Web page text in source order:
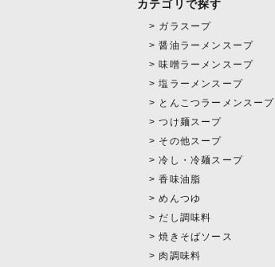
カテゴリで探す
ガラスープ
醤油ラーメンスープ
味噌ラーメンスープ
塩ラーメンスープ
とんこつラーメンスープ
つけ麺スープ
その他スープ
冷し・冷麺スープ
香味油脂
めんつゆ
だし調味料
焼きそばソース
肉調味料